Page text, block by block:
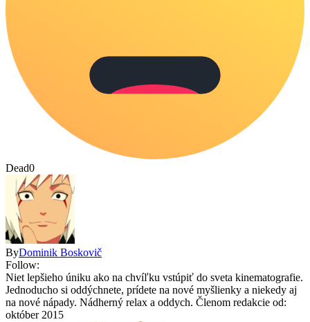
Dead0
ByDominik Boskovič
Follow:
Niet lepšieho úniku ako na chvíľku vstúpiť do sveta kinematografie.
Jednoducho si oddýchnete, prídete na nové myšlienky a niekedy aj
na nové nápady. Nádherný relax a oddych. Členom redakcie od:
október 2015